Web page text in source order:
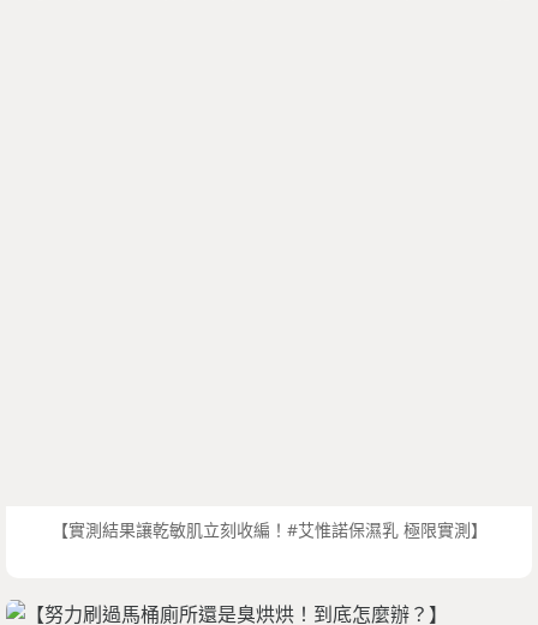
【實測結果讓乾敏肌立刻收編！#艾惟諾保濕乳 極限實測】